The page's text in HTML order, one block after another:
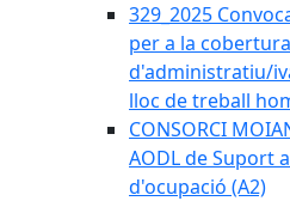
329_2025
per a la
d'administratiu/
lloc de treball
CONSORCI
AODL de Suport
d'ocupació (A2)